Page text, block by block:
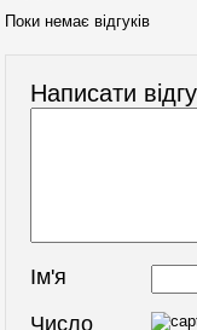
Поки немає відгуків
Написати
Ім'я
Число